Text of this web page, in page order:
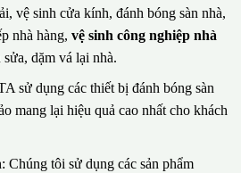
vệ sinh cửa kính, đánh bóng sàn nhà,
nhà hàng, vệ sinh công nghiệp nhà
dặm vá lại nhà.
sử dụng các thiết bị đánh bóng sàn
mang lại hiệu quả cao nhất cho khách
Chúng tôi sử dụng các sản phẩm